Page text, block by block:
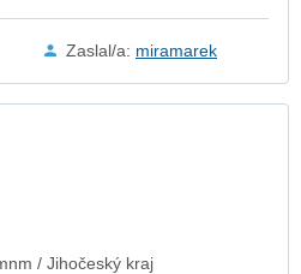
Zaslal/a: miramarek
/ Jihočeský kraj